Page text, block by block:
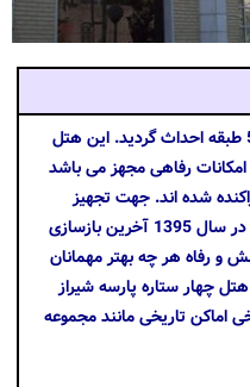
هتل پارسه شیراز در سال 1383 با 5 طبقه احداث گردید. این هتل
با امکانات رفاهی مجهز می باشد
شده اند. جهت تجهیز
امکانات و بهسازی برخی قسمت ها، در سال 1395 آخرین بازسازی
و رفاه هر چه بهتر مهمانان
چهار ستاره پارسه شیراز
تاریخی مانند مجموعه